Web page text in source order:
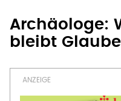
Archäologe:
bleibt